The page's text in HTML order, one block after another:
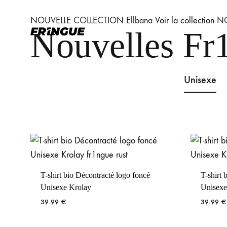
Fr1ngue
Simplement
la
NOUVELLE COLLECTION Ellbana Voir la collection
Nouvelles
Unisexe
T-shirt bio Décontracté logo foncé
Unisexe Krolay
39.99 €
T-shirt
39.99 €